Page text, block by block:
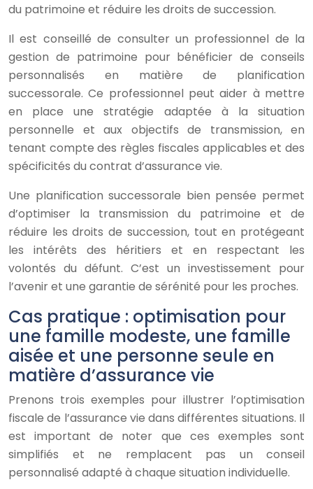
du patrimoine et réduire les droits de succession.
Il est conseillé de consulter un professionnel de la
gestion de patrimoine pour bénéficier de conseils
personnalisés en matière de planification
successorale. Ce professionnel peut aider à mettre
en place une stratégie adaptée à la situation
personnelle et aux objectifs de transmission, en
tenant compte des règles fiscales applicables et des
spécificités du contrat d’assurance vie.
Une planification successorale bien pensée permet
d’optimiser la transmission du patrimoine et de
réduire les droits de succession, tout en protégeant
les intérêts des héritiers et en respectant les
volontés du défunt. C’est un investissement pour
l’avenir et une garantie de sérénité pour les proches.
Cas pratique : optimisation pour
une famille modeste, une famille
aisée et une personne seule en
matière d’assurance vie
Prenons trois exemples pour illustrer l’optimisation
fiscale de l’assurance vie dans différentes situations. Il
est important de noter que ces exemples sont
simplifiés et ne remplacent pas un conseil
personnalisé adapté à chaque situation individuelle.